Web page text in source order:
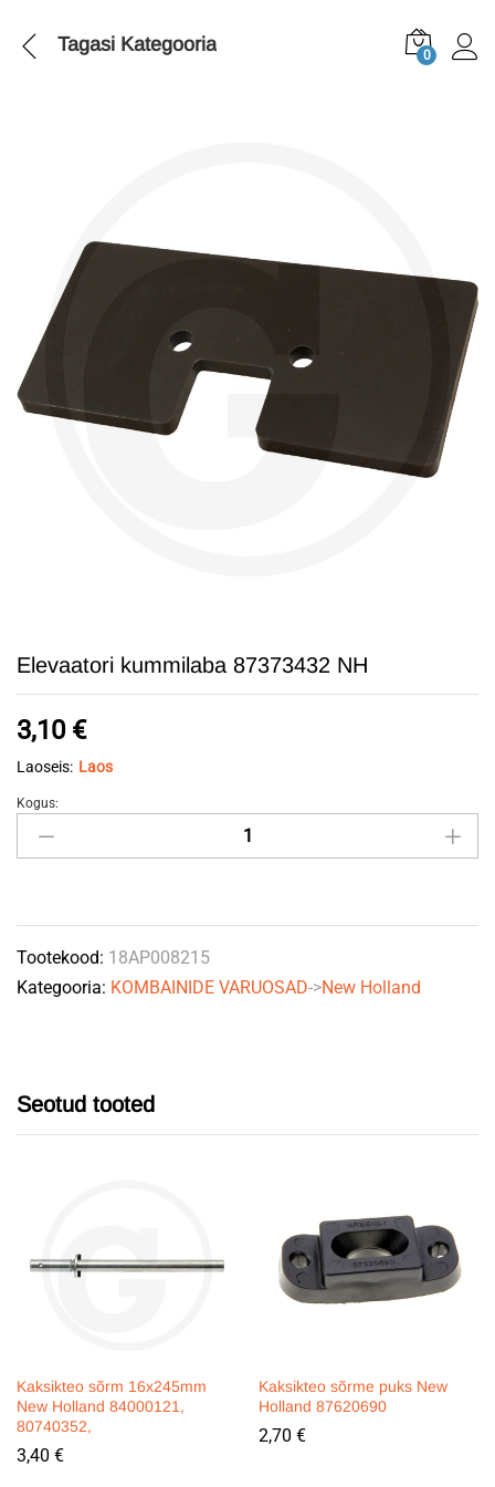
Tagasi Kategooria 0
Elevaatori kummilaba 87373432 NH
3,10 €
Laoseis: Laos
Elevaatori
kummilaba
quantity
Kogus:
Tootekood: 18AP008215
Kategooria: KOMBAINIDE VARUOSAD->New Holland
Seotud tooted
Kaksikteo sõrm 16x245mm
New Holland 84000121,
80740352,
3,40 €
Kaksikteo sõrme puks New
Holland 87620690
2,70 €